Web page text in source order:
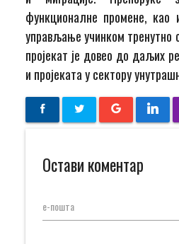
функционалне промене, као
управљање учинком тренутно
пројекат је довео до даљих
и пројеката у сектору
Остави коментар
е-пошта